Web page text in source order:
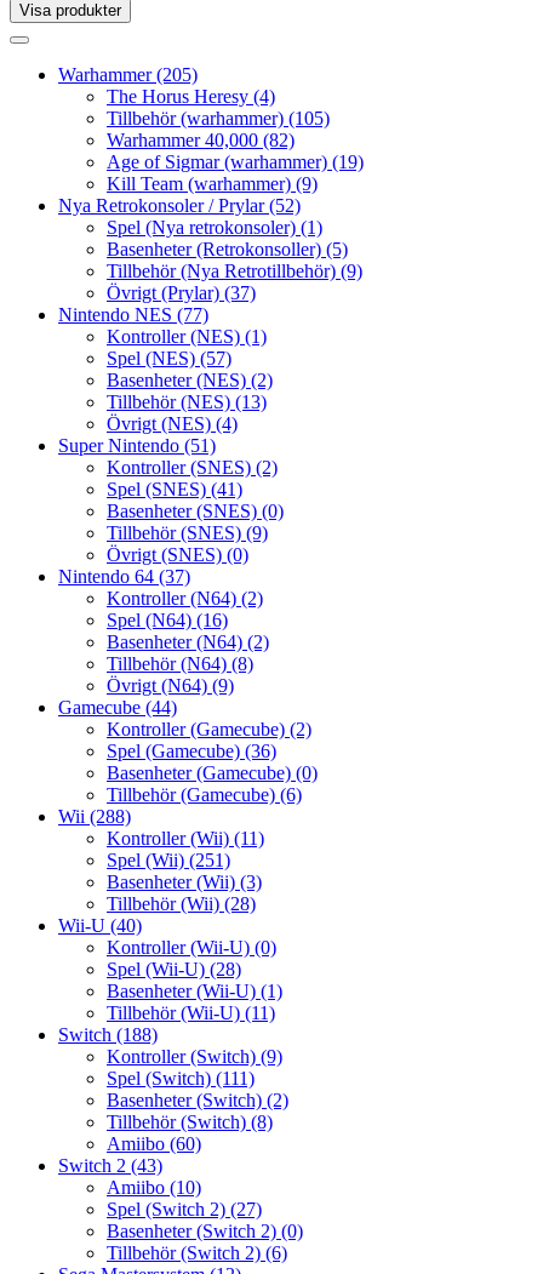
Visa produkter
Toggle
Toggle
navigationWarhammer(205)
The Horus Heresy (4)
Tillbehör (warhammer) (105)
Warhammer 40,000 (82)
Age of Sigmar (warhammer) (19)
Kill Team (warhammer) (9)
Nya Retrokonsoler / Prylar(52)
Spel (Nya retrokonsoler) (1)
Basenheter (Retrokonsoller) (5)
Tillbehör (Nya Retrotillbehör) (9)
Övrigt (Prylar) (37)
Nintendo NES (77)
Kontroller (NES) (1)
Spel (NES) (57)
Basenheter (NES) (2)
Tillbehör (NES) (13)
Övrigt (NES) (4)
Super Nintendo (51)
Kontroller (SNES) (2)
Spel (SNES) (41)
Basenheter (SNES) (0)
Tillbehör (SNES) (9)
Övrigt (SNES) (0)
Nintendo 64 (37)
Kontroller (N64) (2)
Spel (N64) (16)
Basenheter (N64) (2)
Tillbehör (N64) (8)
Övrigt (N64) (9)
Gamecube (44)
Kontroller (Gamecube) (2)
Spel (Gamecube) (36)
Basenheter (Gamecube) (0)
Tillbehör (Gamecube) (6)
Wii (288)
Kontroller (Wii) (11)
Spel (Wii) (251)
Basenheter (Wii) (3)
Tillbehör (Wii) (28)
Wii-U (40)
Kontroller (Wii-U) (0)
Spel (Wii-U) (28)
Basenheter (Wii-U) (1)
Tillbehör (Wii-U) (11)
Switch (188)
Kontroller (Switch) (9)
Spel (Switch) (111)
Basenheter (Switch) (2)
Tillbehör (Switch) (8)
Amiibo (60)
Switch 2 (43)
Amiibo (10)
Spel (Switch 2) (27)
Basenheter (Switch 2) (0)
Tillbehör (Switch 2) (6)